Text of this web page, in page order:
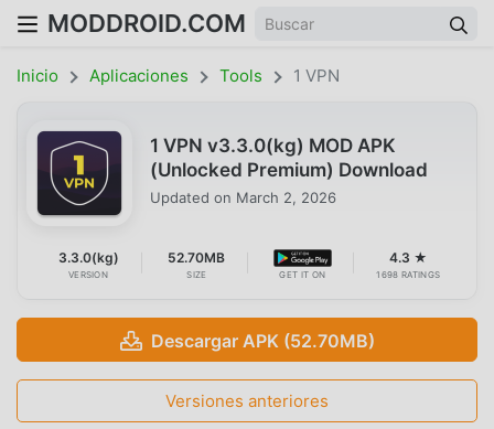
MODDROID.COM
Inicio Aplicaciones Tools 1 VPN
1 VPN v3.3.0(kg) MOD APK
(Unlocked Premium) Download
Updated on March 2, 2026
3.3.0(kg)
VERSION
52.70MB
SIZE GET IT ON
4.3 ★
1698 RATINGS
Descargar APK (52.70MB)
Versiones anteriores